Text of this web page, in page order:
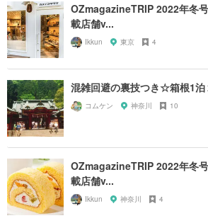
OZmagazineTRIP 2022年冬
載店舗v...
Ikkun 東京 4
混雑回避の裏技つき☆箱根1
コムケン 神奈川 10
OZmagazineTRIP 2022年冬
載店舗v...
Ikkun 神奈川 4